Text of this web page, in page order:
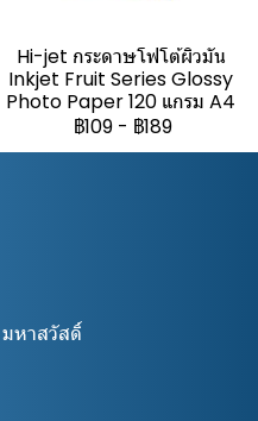
Hi-jet กระดาษโฟโต้ผิวมัน
Inkjet Fruit Series Glossy
Photo Paper 120 แกรม A4
฿109 - ฿189
หาสวัสดิ์